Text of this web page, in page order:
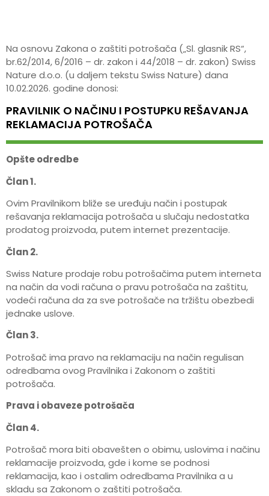
Na osnovu Zakona o zaštiti potrošača („Sl. glasnik RS“,
br.62/2014, 6/2016 – dr. zakon i 44/2018 – dr. zakon) Swiss
Nature d.o.o. (u daljem tekstu Swiss Nature) dana
10.02.2026. godine donosi:
PRAVILNIK O NAČINU I POSTUPKU REŠAVANJA
REKLAMACIJA POTROŠAČA
Opšte odredbe
Član 1.
Ovim Pravilnikom bliže se uređuju način i postupak
rešavanja reklamacija potrošača u slučaju nedostatka
prodatog proizvoda, putem internet prezentacije.
Član 2.
Swiss Nature prodaje robu potrošačima putem interneta
na način da vodi računa o pravu potrošača na zaštitu,
vodeći računa da za sve potrošače na tržištu obezbedi
jednake uslove.
Član 3.
Potrošač ima pravo na reklamaciju na način regulisan
odredbama ovog Pravilnika i Zakonom o zaštiti
potrošača.
Prava i obaveze potrošača
Član 4.
Potrošač mora biti obavešten o obimu, uslovima i načinu
reklamacije proizvoda, gde i kome se podnosi
reklamacija, kao i ostalim odredbama Pravilnika a u
skladu sa Zakonom o zaštiti potrošača.